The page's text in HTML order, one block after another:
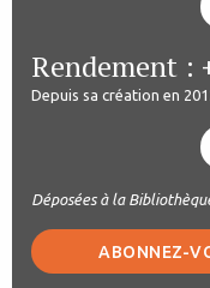
Rendement :
Depuis sa création en
Déposées à la
ABONNEZ-